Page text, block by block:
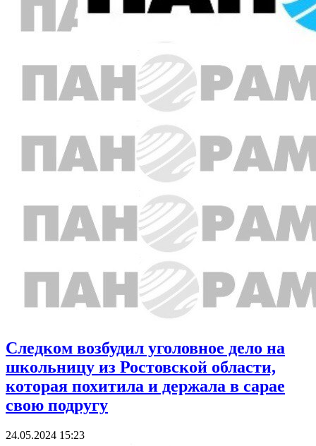
Следком возбудил уголовное дело на
школьницу из Ростовской области,
которая похитила и держала в сарае
свою подругу
24.05.2024 15:23